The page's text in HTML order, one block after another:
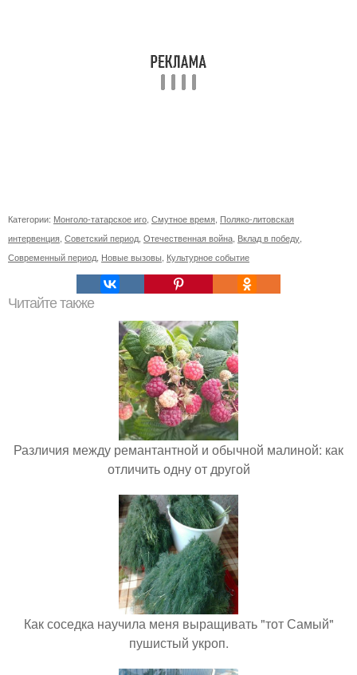
Категории: Монголо-татарское иго Смутное время Поляко-литовская
интервенция Советский период Отечественная война Вклад в победу
Современный период Новые вызовы Культурное событие
Читайте также
Различия между ремантантной и обычной малиной: как
отличить одну от другой
Как соседка научила меня выращивать "тот Самый"
пушистый укроп.